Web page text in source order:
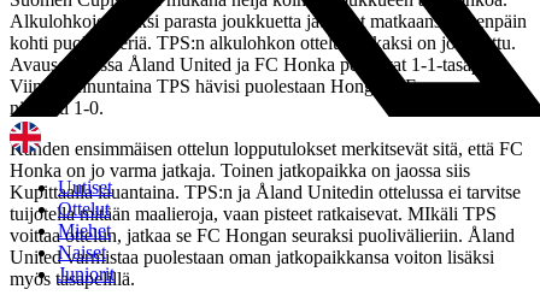
Uutiset
Ottelut
Miehet
Naiset
Juniorit
Alkulohkojen kaksi parasta joukkuetta jatkavat matkaansa eteenpäin
kohti puolivälieriä. TPS:n alkulohkon otteluista kaksi on jo pelattu.
Avausottelussa Åland United ja FC Honka pelasivat 1-1-tasapelin.
Viime sunnuntaina TPS hävisi puolestaan Hongalle Espoossa
niukasti 1-0.
Kahden ensimmäisen ottelun lopputulokset merkitsevät sitä, että FC
Honka on jo varma jatkaja. Toinen jatkopaikka on jaossa siis
Kupittaalla lauantaina. TPS:n ja Åland Unitedin ottelussa ei tarvitse
tuijotella mitään maalieroja, vaan pisteet ratkaisevat. MIkäli TPS
voittaa ottelun, jatkaa se FC Hongan seuraksi puolivälieriin. Åland
United varmistaa puolestaan oman jatkopaikkansa voiton lisäksi
myös tasapelillä.